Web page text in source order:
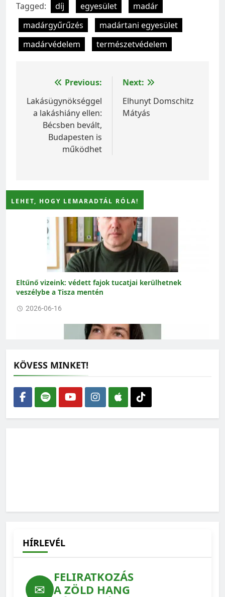
Tagged: díj egyesület
madár
madárgyűrűzés
madártani egyesület
madárvédelem
természetvédelem
Bejegyzés
navigáció
Previous:
Lakásügynökséggel
a lakáshiány ellen:
Bécsben bevált,
Budapesten is
működhet
Next:
Elhunyt Domschitz
Mátyás
LEHET, HOGY LEMARADTÁL RÓLA!
Eltűnő vizeink: védett fajok tucatjai kerülhetnek
veszélybe a Tisza mentén
2026-06-16
Amikor az ökológus rajzolni kezd – interjú Gallé-Szpisjak
Nikolettel
2026-06-01
KÖVESS MINKET!
HÍRLEVÉL
✉
FELIRATKOZÁS
A ZÖLD HANG